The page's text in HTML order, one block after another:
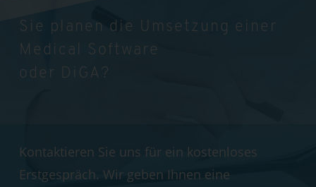
Sie planen die Umsetzung einer
Medical Software
oder DiGA?
Kontaktieren Sie uns für ein kostenloses
Erstgespräch. Wir geben Ihnen eine